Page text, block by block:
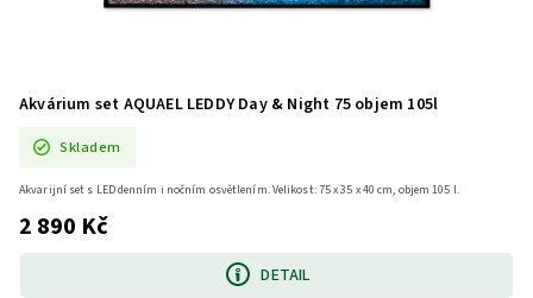
Akvárium set AQUAEL LEDDY Day & Night 75 objem 105l
Skladem
2 890 Kč
DETAIL
Akvarijní set s LED denním i nočním osvětlením. Velikost: 75 x 35 x 40 cm, objem 105 l.